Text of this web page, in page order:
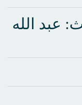
عبد الله